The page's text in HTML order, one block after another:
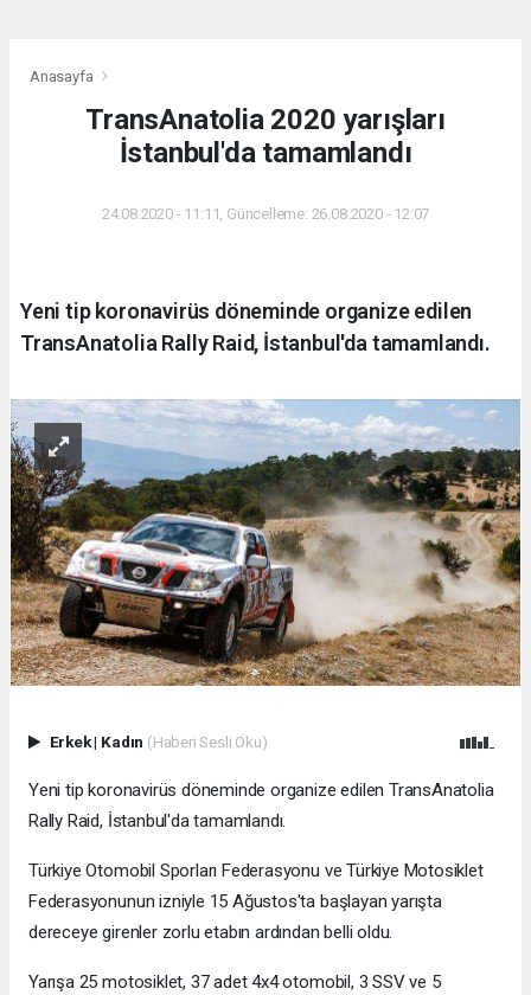
Anasayfa
TransAnatolia 2020 yarışları
İstanbul'da tamamlandı
24.08.2020 - 11:11, Güncelleme: 26.08.2020 - 12:07
Yeni tip koronavirüs döneminde organize edilen
TransAnatolia Rally Raid, İstanbul'da tamamlandı.
Erkek| Kadın (Haberi Sesli Oku)
Yeni tip koronavirüs döneminde organize edilen TransAnatolia
Rally Raid, İstanbul'da tamamlandı.
Türkiye Otomobil Sporları Federasyonu ve Türkiye Motosiklet
Federasyonunun izniyle 15 Ağustos'ta başlayan yarışta
dereceye girenler zorlu etabın ardından belli oldu.
Yarışa 25 motosiklet, 37 adet 4x4 otomobil, 3 SSV ve 5